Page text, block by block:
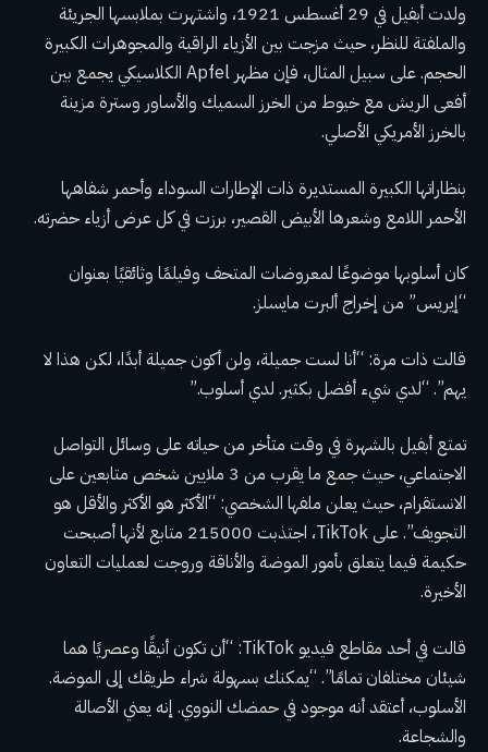
ولدت أبفيل في 29 أغسطس 1921، واشتهرت بملابسها الجريئة
والملفتة للنظر، حيث مزجت بين الأزياء الراقية والمجوهرات الكبيرة
الحجم. على سبيل المثال، فإن مظهر Apfel الكلاسيكي يجمع بين
أفعى الريش مع خيوط من الخرز السميك والأساور وسترة مزينة
بالخرز الأمريكي الأصلي.
بنظاراتها الكبيرة المستديرة ذات الإطارات السوداء وأحمر شفاهها
الأحمر اللامع وشعرها الأبيض القصير، برزت في كل عرض أزياء حضرته.
كان أسلوبها موضوعًا لمعروضات المتحف وفيلمًا وثائقيًا بعنوان
“إيريس” من إخراج ألبرت مايسلز.
قالت ذات مرة: “أنا لست جميلة، ولن أكون جميلة أبدًا، لكن هذا لا
يهم”. “لدي شيء أفضل بكثير. لدي أسلوب.”
تمتع أبفيل بالشهرة في وقت متأخر من حياته على وسائل التواصل
الاجتماعي، حيث جمع ما يقرب من 3 ملايين شخص
متابعين على
الانستقرام، حيث يعلن ملفها الشخصي: “الأكثر هو الأكثر والأقل هو
التجويف”. على TikTok، اجتذبت 215000 متابع لأنها أصبحت
حكيمة فيما يتعلق بأمور الموضة والأناقة وروجت لعمليات التعاون
الأخيرة.
قالت في أحد مقاطع فيديو TikTok: “أن تكون أنيقًا وعصريًا هما
شيئان مختلفان تمامًا”. “يمكنك بسهولة شراء طريقك إلى الموضة.
الأسلوب، أعتقد أنه موجود في حمضك النووي. إنه يعني الأصالة
والشجاعة.